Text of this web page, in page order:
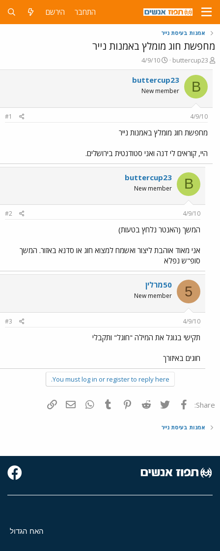
התחבר הירשם
אמנות בעיסת נייר
מחפשת חוג מומלץ באמנות נייר
פ
ו
ת
ח
ה
ו
ש
א
buttercup23
פ
ו
ר
ם
ר
4/9/10
B
buttercup23
New member
4/9/10
#1
מחפשת חוג מומלץ באמנות נייר
היי, קוראים לי דנה ואני סטודנטית בירושלים.
B
buttercup23
New member
4/9/10
#2
המשך (האנטר נלחץ בטעות)
אני מאוד אוהבת ליצור ואשמח למצוא חוג או סדנא באזור. המשך
סופ"ש נפלא
5 50מרלין
New member
4/9/10
#3
תקישי בגוגל את המילה "חוגל" ותקבלי
חוגים באיזורך
You must log in or register to reply here.
Share: פייסבוק Twitter
Reddit
Pinterest
Tumblr
WhatsAppדואר אלקטרוני
אמנות בעיסת נייר
האח הגדול